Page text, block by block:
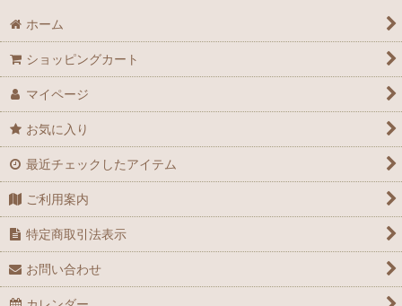
ホーム
ショッピングカート
マイページ
お気に入り
最近チェックしたアイテム
ご利用案内
特定商取引法表示
お問い合わせ